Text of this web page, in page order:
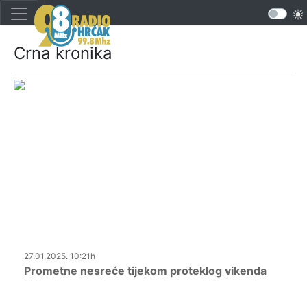
Crna kronika
27.01.2025. 10:21h
Prometne nesreće tijekom proteklog vikenda